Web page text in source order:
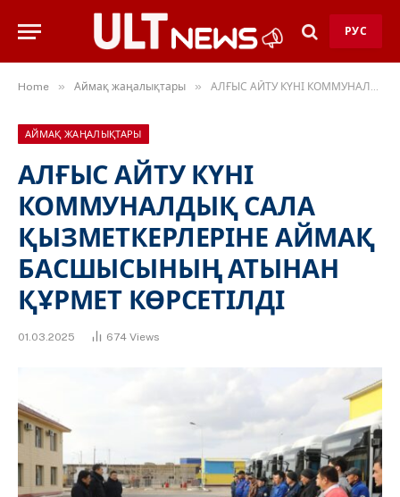
РУС
Home » Аймақ жаңалықтары » АЛҒЫС АЙТУ КҮНІ КОММУНАЛДЫҚ САЛА ҚЫЗМЕТКЕРЛЕРІНЕ АЙМАҚ БАСШЫСЫНЫҢ АТЫНАН ҚҰРМЕТ КӨРСЕТІЛДІ
АЙМАҚ ЖАҢАЛЫҚТАРЫ
АЛҒЫС АЙТУ КҮНІ
КОММУНАЛДЫҚ САЛА
ҚЫЗМЕТКЕРЛЕРІНЕ АЙМАҚ
БАСШЫСЫНЫҢ АТЫНАН
ҚҰРМЕТ КӨРСЕТІЛДІ
01.03.2025 674 Views